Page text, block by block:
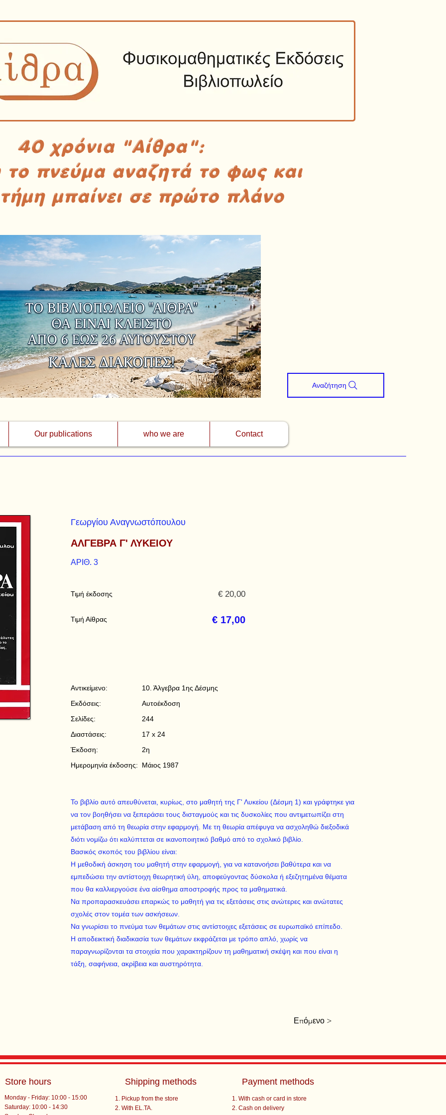
40 χρόνια "Αίθρα":
το πνεύμα αναζητά το φως και
μπαίνει σε πρώτο πλάνο
Our publications who we are Contact
Αναζήτηση
Γεωργίου Αναγνωστόπουλου
ΑΛΓΕΒΡΑ Γ' ΛΥΚΕΙΟΥ
ΑΡΙΘ. 3
Τιμή έκδοσης
Τιμή Αίθρας
€ 20,00
€ 17,00
Αντικείμενο:
10. Άλγεβρα 1ης Δέσμης
Εκδόσεις:
Αυτοέκδοση
Σελίδες:
244
Διαστάσεις:
17 x 24
Έκδοση:
2η
Ημερομηνία έκδοσης:
Μάιος 1987
Το βιβλίο αυτό απευθύνεται, κυρίως, στο μαθητή της Γ' Λυκείου (Δέσμη 1) και γράφτηκε για
να τον βοηθήσει να ξεπεράσει τους δισταγμούς και τις δυσκολίες που αντιμετωπίζει στη
μετάβαση από τη θεωρία στην εφαρμογή. Με τη θεωρία απέφυγα να ασχοληθώ διεξοδικά
διότι νομίζω ότι καλύπτεται σε ικανοποιητικό βαθμό από το σχολικό βιβλίο.
Βασικός σκοπός του βιβλίου είναι:
Η μεθοδική άσκηση του μαθητή στην εφαρμογή, για να κατανοήσει βαθύτερα και να
εμπεδώσει την αντίστοιχη θεωρητική ύλη, αποφεύγοντας δύσκολα ή εξεζητημένα θέματα
που θα καλλιεργούσε ένα αίσθημα αποστροφής προς τα μαθηματικά.
Να προπαρασκευάσει επαρκώς το μαθητή για τις εξετάσεις στις ανώτερες και ανώτατες
σχολές στον τομέα των ασκήσεων.
Να γνωρίσει το πνεύμα των θεμάτων στις αντίστοιχες εξετάσεις σε ευρωπαϊκό επίπεδο.
Η αποδεικτική διαδικασία των θεμάτων εκφράζεται με τρόπο απλό, χωρίς να
παραγνωρίζονται τα στοιχεία που χαρακτηρίζουν τη μαθηματική σκέψη και που είναι η
τάξη, σαφήνεια, ακρίβεια και αυστηρότητα.
Επόμενο >
Store hours
Monday - Friday: 10:00 - 15:00
Saturday: 10:00 - 14:30
Shipping methods
Pickup from the store
With EL.TA.
Payment methods
With cash or card in store
Cash on delivery